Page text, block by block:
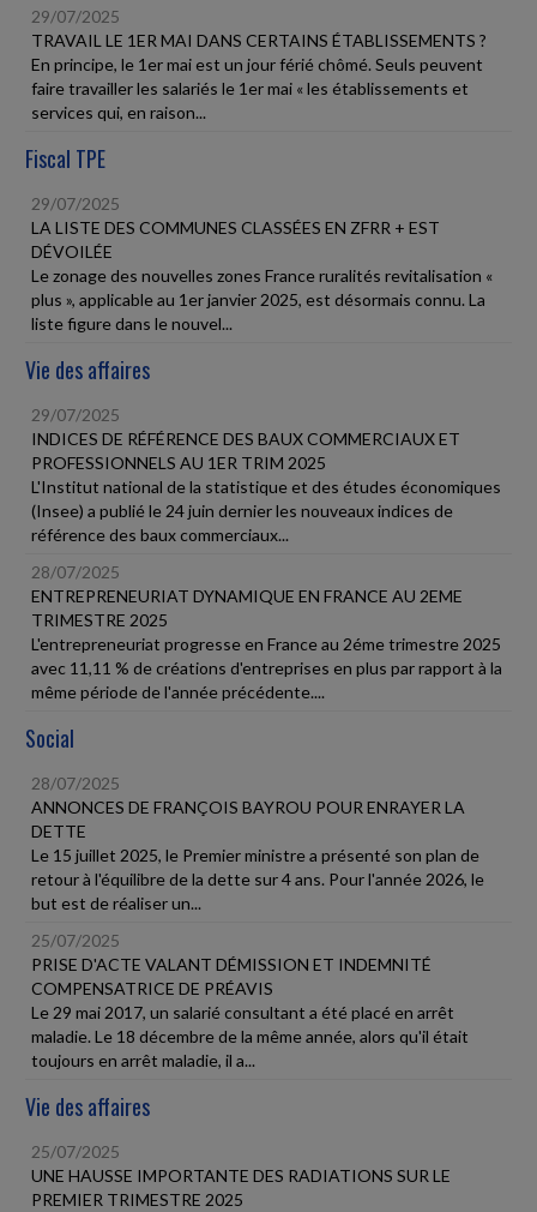
29/07/2025
TRAVAIL LE 1ER MAI DANS CERTAINS ÉTABLISSEMENTS ?
En principe, le 1er mai est un jour férié chômé. Seuls peuvent
faire travailler les salariés le 1er mai « les établissements et
services qui, en raison...
Fiscal TPE
29/07/2025
LA LISTE DES COMMUNES CLASSÉES EN ZFRR + EST
DÉVOILÉE
Le zonage des nouvelles zones France ruralités revitalisation «
plus », applicable au 1er janvier 2025, est désormais connu. La
liste figure dans le nouvel...
Vie des affaires
29/07/2025
INDICES DE RÉFÉRENCE DES BAUX COMMERCIAUX ET
PROFESSIONNELS AU 1ER TRIM 2025
L'Institut national de la statistique et des études économiques
(Insee) a publié le 24 juin dernier les nouveaux indices de
référence des baux commerciaux...
28/07/2025
ENTREPRENEURIAT DYNAMIQUE EN FRANCE AU 2EME
TRIMESTRE 2025
L'entrepreneuriat progresse en France au 2éme trimestre 2025
avec 11,11 % de créations d'entreprises en plus par rapport à la
même période de l'année précédente....
Social
28/07/2025
ANNONCES DE FRANÇOIS BAYROU POUR ENRAYER LA
DETTE
Le 15 juillet 2025, le Premier ministre a présenté son plan de
retour à l'équilibre de la dette sur 4 ans. Pour l'année 2026, le
but est de réaliser un...
25/07/2025
PRISE D'ACTE VALANT DÉMISSION ET INDEMNITÉ
COMPENSATRICE DE PRÉAVIS
Le 29 mai 2017, un salarié consultant a été placé en arrêt
maladie. Le 18 décembre de la même année, alors qu'il était
toujours en arrêt maladie, il a...
Vie des affaires
25/07/2025
UNE HAUSSE IMPORTANTE DES RADIATIONS SUR LE
PREMIER TRIMESTRE 2025